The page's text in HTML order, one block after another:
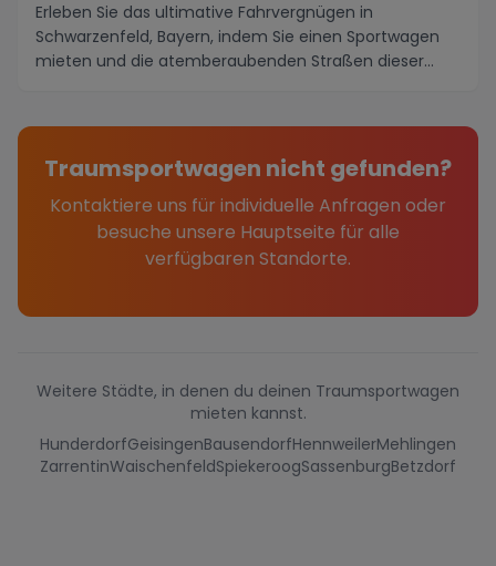
Erleben Sie das ultimative Fahrvergnügen in
Schwarzenfeld, Bayern, indem Sie einen Sportwagen
mieten und die atemberaubenden Straßen dieser
Traumsportwagen nicht gefunden?
Kontaktiere uns für individuelle Anfragen oder
besuche unsere Hauptseite für alle
verfügbaren Standorte.
Weitere Städte, in denen du deinen Traumsportwagen
mieten kannst.
HunderdorfGeisingenBausendorfHennweilerMehlingen
ZarrentinWaischenfeldSpiekeroogSassenburgBetzdorf